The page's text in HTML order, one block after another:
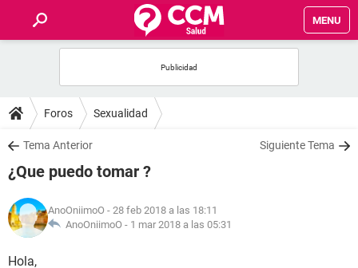
MENU
FOROS
SALUD
FAMILIA
NUTRICIÓN
BIENESTAR
Foros Sexualidad
Tema Anterior Siguiente Tema
¿Que puedo tomar ?
AnoOniimoO - 28 feb 2018 a las 18:11
AnoOniimoO - 1 mar 2018 a las 05:31
Hola,